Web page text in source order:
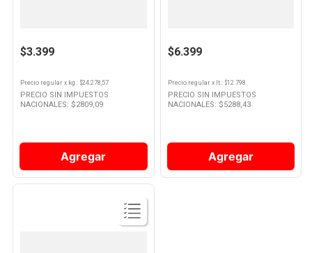
$3.399
Precio regular x kg.: $24.278,57
PRECIO SIN IMPUESTOS
NACIONALES: $2809,09
Agregar
$6.399
Precio regularx lt.: $12.798
PRECIO SIN IMPUESTOS
NACIONALES: $5288,43
Agregar